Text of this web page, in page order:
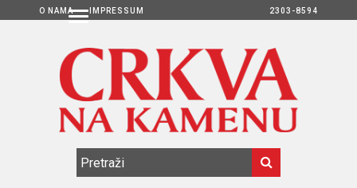
O NAMA IMPRESSUM 2303-8594